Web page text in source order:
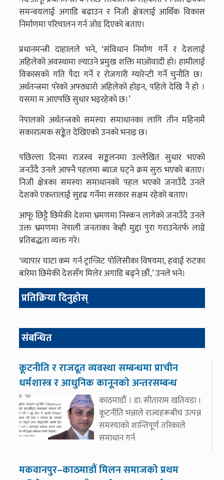
समन्वयलाई अगाडि बढाउन र निजी क्षेत्रलाई आर्थिक विकास
निर्माणमा परिचालन गर्न जोड दिएको बताए।
प्रधानमन्त्री दाहालले भने, ‘संविधान निर्माण गर्ने र देशलाई
अहिलेको अवस्थामा ल्याउने प्रमुख शक्ति माओवादी हो। हामीलाई
विकासको गति पैदा गर्ने र रोजगारी ग्यारेन्टी गर्ने चुनौति छ।
अर्थतन्त्रमा परेको अफ्ठ्यारो अहिलेको होइन, पहिले देखि नै हो ।
यसमा म आएपछि सुधार भइरहेको छ।’
नेपालको अर्थतन्त्रको समस्या समाधानका लागि तीन महिनामै
सकारात्मक सङ्केत देखिएको उनको भनाइ छ।
पछिल्ला दिनमा राजस्व सङ्कलनमा उल्लेखित सुधार भएको
जनउँदै उनले आफ्नै पहलमा ब्याज घट्ने क्रम सुरु भएको बताए।
निजी क्षेत्रका समस्या समाधानको पहल भएको जनाउँदै उनले
देशको एकतालाई सुदृढ गर्नेमा सरकार सक्षम रहेको बताए।
आफू छिट्टै छिमेकी देशमा भ्रमणमा निस्कन लागेको जनाउँदै उनले
उक्त भ्रमणमा नेपाली जनताका केही मुद्दा पुरा गराउनेतर्फ लाग्ने
प्रतिबद्धता व्यक्त गरे।
‘व्यापार घाटा कम गर्न ट्रान्जिट पोलिसीका विषयमा, हवाई रुटका
बारेमा छिमेकी देशसँग मिलेर अगाडि बढ्ने छौं,’ उनले भने।
प्रतिक्रिया दिनुहोस्
संबन्धित
कूटनीति र राजदूत व्यवस्था सम्बन्धमा प्राचीन
धर्मशास्त्र र आधुनिक कानूनको अन्तरसम्बन्ध
काठमाडौं । डा. सीताराम खतिवडा ।
कूटनीति भन्नाले राज्यहरूबीच उत्पन्न
समस्याको शान्तिपूर्ण तरिकाले
समाधान गर्न
मकवानपुर–काठमाडौं मिलन समाजको प्रथम